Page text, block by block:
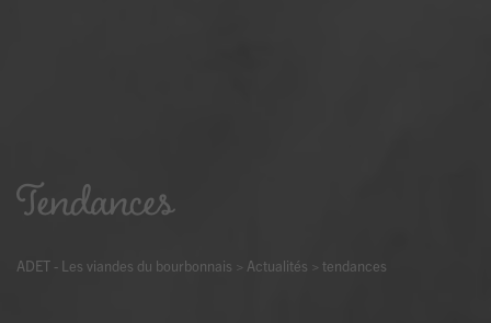
Tendances
ADET - Les viandes du bourbonnais > Actualités > tendances